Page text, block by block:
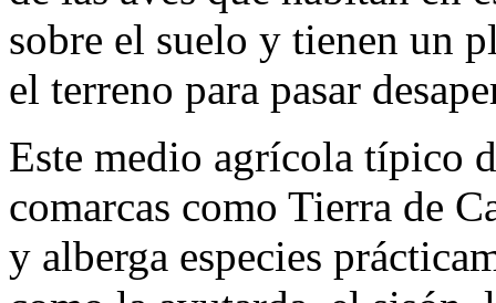
sobre el suelo y tienen un
el terreno para pasar
Este medio agrícola típico
comarcas como Tierra de
y alberga especies